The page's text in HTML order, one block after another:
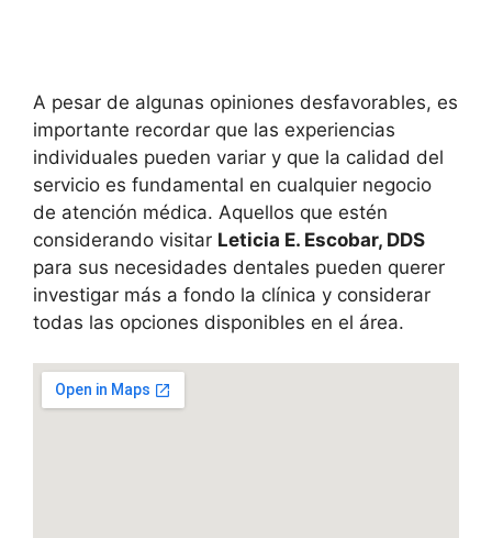
A pesar de algunas opiniones desfavorables, es
importante recordar que las experiencias
individuales pueden variar y que la calidad del
servicio es fundamental en cualquier negocio
de atención médica. Aquellos que estén
considerando visitar Leticia E. Escobar, DDS
para sus necesidades dentales pueden querer
investigar más a fondo la clínica y considerar
todas las opciones disponibles en el área.